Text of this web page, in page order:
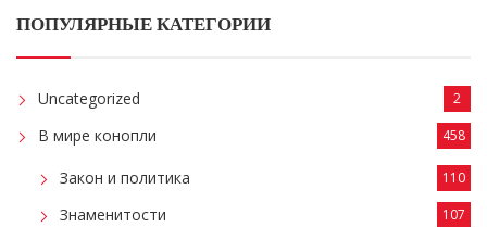
ПОПУЛЯРНЫЕ КАТЕГОРИИ
Uncategorized 2
В мире конопли 458
Закон и политика 110
Знаменитости 107